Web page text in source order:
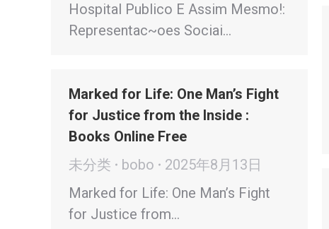
Hospital Publico E Assim Mesmo!:
Representac~oes Sociai…
Marked for Life: One Man’s Fight
for Justice from the Inside :
Books Online Free
未分类
bobo
2025年8月13日
Marked for Life: One Man’s Fight
for Justice from…